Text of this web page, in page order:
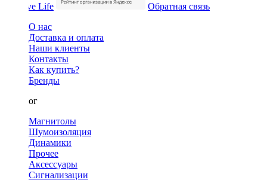
Обратная связь
О нас
Доставка и оплата
Наши клиенты
Контакты
Как купить?
Бренды
Каталог
Магнитолы
Шумоизоляция
Динамики
Прочее
Аксессуары
Сигнализации